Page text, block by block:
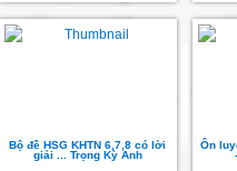
Bộ đề HSG KHTN 6,7,8 có lời
giải ... Trọng Kỳ Anh
Ôn